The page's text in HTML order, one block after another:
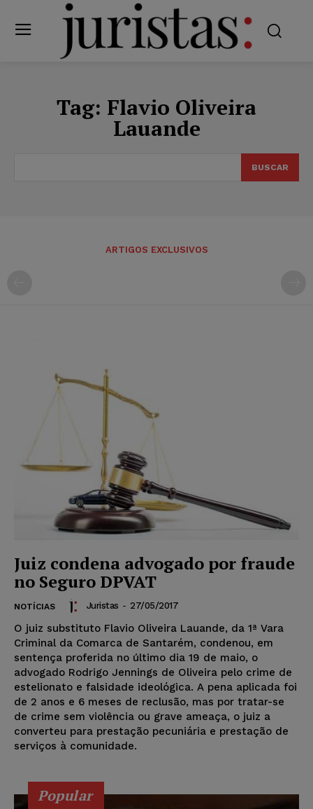
Tag: Flavio Oliveira
Lauande
BUSCAR
ARTIGOS EXCLUSIVOS
Juiz condena advogado por fraude
no Seguro DPVAT
NOTÍCIAS Juristas - 27/05/2017
O juiz substituto Flavio Oliveira Lauande, da 1ª Vara
Criminal da Comarca de Santarém, condenou, em
sentença proferida no último dia 19 de maio, o
advogado Rodrigo Jennings de Oliveira pelo crime de
estelionato e falsidade ideológica. A pena aplicada foi
de 2 anos e 6 meses de reclusão, mas por tratar-se
de crime sem violência ou grave ameaça, o juiz a
converteu para prestação pecuniária e prestação de
serviços à comunidade.
Popular